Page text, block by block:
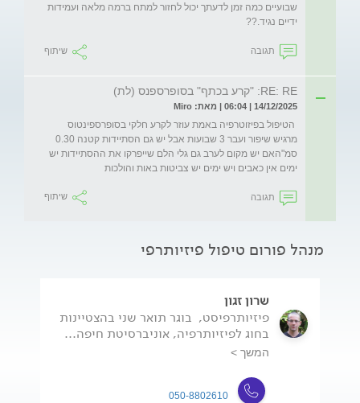
שבועיים כמה זמן לדעתך יכול לחזור למתח ברמה מלאה ועמידות
ידיים נגיד.??
תגובה שיתוף
RE: RE: "קרע בכתף" בסופרספנס (לת)
14/12/2025 | 06:04 | מאת: Miro
הטיפול בפיזוטרפיה באמת עוזר לקרע חלקי בסופרספינטוס
סמ"האם יש מקום לערב גם גלי הלם שייפרקו את ההסתיידות יש
ימים אין כאבים ויש ימים יש צביטות באות והולכות
תגובה שיתוף
מנהל פורום טיפול פיזיותרפי
שרון זגון
פיזיותרפיסט, בוגר תואר שני בהצטיינות
בחוג לפיזיותרפיה, אוניברסיטת חיפה...
המשך >
050-8802610